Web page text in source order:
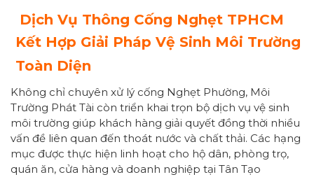
Dịch Vụ Thông Cống Nghẹt TPHCM
Kết Hợp Giải Pháp Vệ Sinh Môi Trường
Toàn Diện
Không chỉ chuyên xử lý cống Nghẹt Phường, Môi
Trường Phát Tài còn triển khai trọn bộ dịch vụ vệ sinh
môi trường giúp khách hàng giải quyết đồng thời nhiều
vấn đề liên quan đến thoát nước và chất thải. Các hạng
mục được thực hiện linh hoạt cho hộ dân, phòng trọ,
quán ăn, cửa hàng và doanh nghiệp tại Tân Tạo